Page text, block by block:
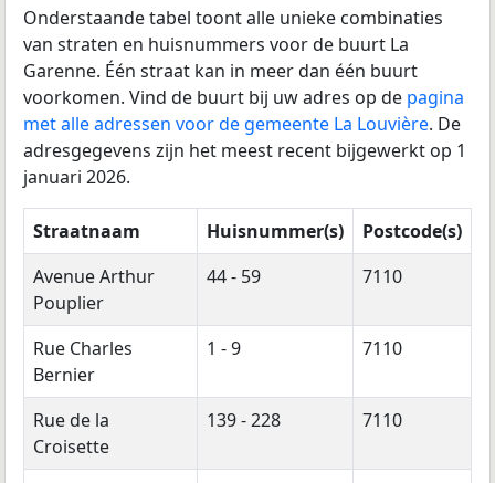
Onderstaande tabel toont alle unieke combinaties
van straten en huisnummers voor de buurt La
Garenne. Één straat kan in meer dan één buurt
voorkomen. Vind de buurt bij uw adres op de pagina
met alle adressen voor de gemeente La Louvière. De
adresgegevens zijn het meest recent bijgewerkt op 1
januari 2026.
Straatnaam Huisnummer(s)
Postcode(s)
Avenue Arthur
Pouplier
44 - 59 7110
Rue Charles
Bernier
1 - 9 7110
Rue de la
Croisette
139 - 228 7110